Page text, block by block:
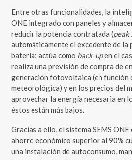
Entre otras funcionalidades, la
ONE integrado con paneles y
reducir la potencia contratada (peak
automáticamente el excedente de la
batería; actúa como back-upen el
realiza una previsión de compra de
generación fotovoltaica (en función
meteorológica) y en los precios del
aprovechar la energía necesaria en
éstos están más bajos.
Gracias a ello, el sistema SEMS ONE
ahorro económico superior al 90%
una instalación de autoconsumo,